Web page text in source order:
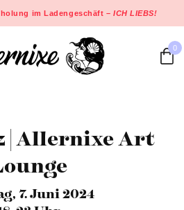
im Ladengeschäft –ICH LIEBS!
0
| Allernixe Art
7. Juni 2024